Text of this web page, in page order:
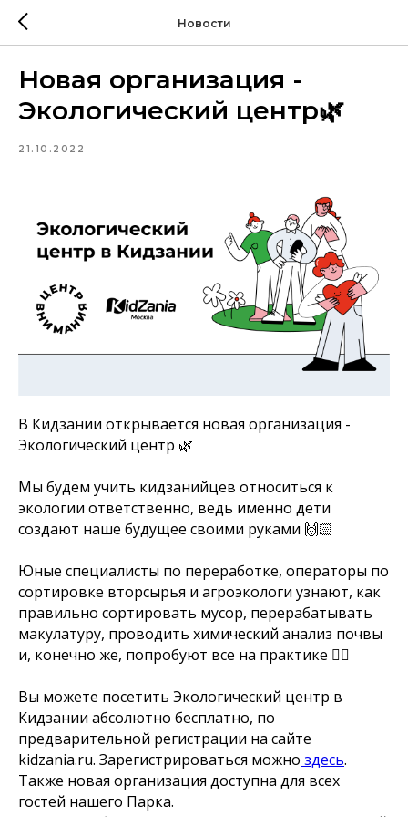
Новости
Новая организация -
Экологический центр🌿
21.10.2022
В Кидзании открывается новая организация -
Экологический центр 🌿
Мы будем учить кидзанийцев относиться к
экологии ответственно, ведь именно дети
создают наше будущее своими руками 🙌🏻
Юные специалисты по переработке, операторы по
сортировке вторсырья и агроэкологи узнают, как
правильно сортировать мусор, перерабатывать
макулатуру, проводить химический анализ почвы
и, конечно же, попробуют все на практике 👍🏻
Вы можете посетить Экологический центр в
Кидзании абсолютно бесплатно, по
предварительной регистрации на сайте
kidzania.ru. Зарегистрироваться можно здесь.
Также новая организация доступна для всех
гостей нашего Парка.